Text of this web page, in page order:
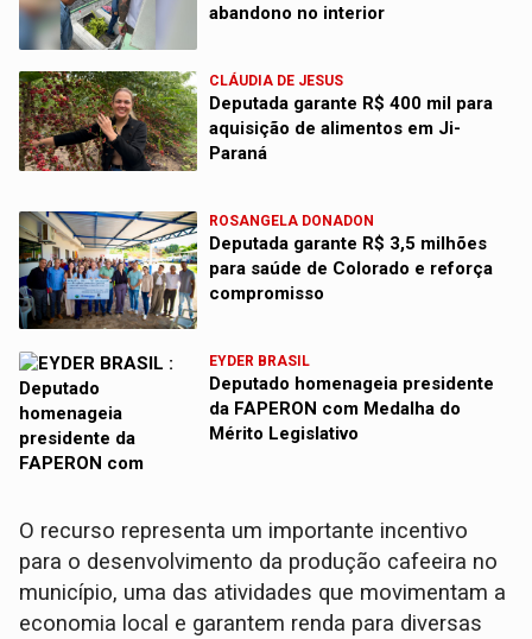
abandono no interior
CLÁUDIA DE JESUS
Deputada garante R$ 400 mil para
aquisição de alimentos em Ji-
Paraná
ROSANGELA DONADON
Deputada garante R$ 3,5 milhões
para saúde de Colorado e reforça
compromisso
EYDER BRASIL
Deputado homenageia presidente
da FAPERON com Medalha do
Mérito Legislativo
O recurso representa um importante incentivo
para o desenvolvimento da produção cafeeira no
município, uma das atividades que movimentam a
economia local e garantem renda para diversas